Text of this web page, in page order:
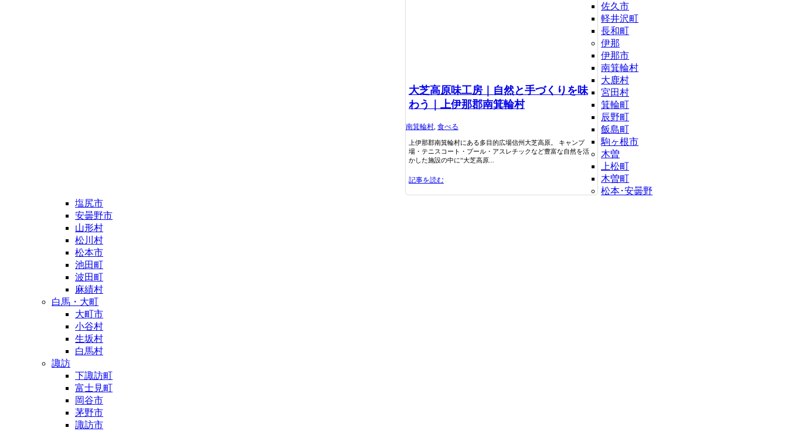
大芝高原味工房｜自然と手づくりを味
わう｜上伊那郡南箕輪村
南箕輪村, 食べる
上伊那郡南箕輪村にある多目的広場信州大芝高原。 キャンプ
場・テニスコート・プール・アスレチックなど豊富な自然を活
かした施設の中に“大芝高原...
記事を読む
佐久市
軽井沢町
長和町
伊那
伊那市
南箕輪村
大鹿村
宮田村
箕輪町
辰野町
飯島町
駒ヶ根市
木曽
上松町
木曽町
松本･安曇野
塩尻市
安曇野市
山形村
松川村
松本市
池田町
波田町
麻績村
白馬・大町
大町市
小谷村
生坂村
白馬村
諏訪
下諏訪町
富士見町
岡谷市
茅野市
諏訪市